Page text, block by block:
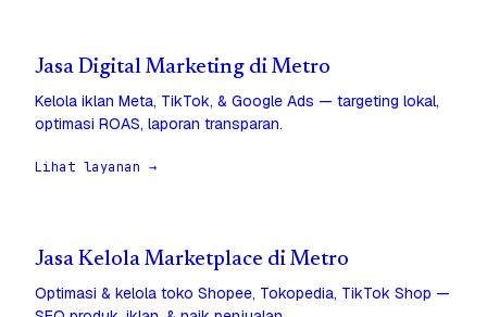
Jasa Digital Marketing di Metro
Kelola iklan Meta, TikTok, & Google Ads — targeting lokal,
optimasi ROAS, laporan transparan.
Lihat layanan →
Jasa Kelola Marketplace di Metro
Optimasi & kelola toko Shopee, Tokopedia, TikTok Shop —